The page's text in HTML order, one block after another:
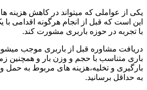
یکی از عواملی که میتواند در کاهش هزینه
این است که قبل از انجام هرگونه اقدامی
با تجربه در حوزه باربری مشورت کند.
دریافت مشاوره قبل از باربری موجب میشود
باری متناسب با حجم و وزن بار و همچنین
بارگیری و تخلیه،هزینه های مربوط به حمل
به حداقل برسانید.